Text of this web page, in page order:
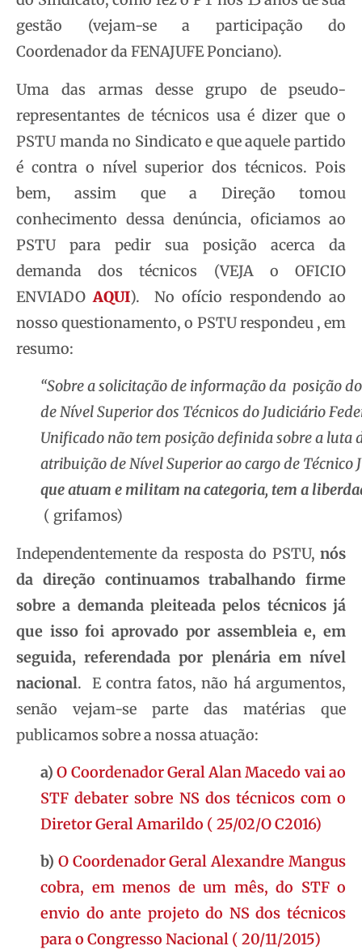
gestão (vejam-se a participação do
Coordenador da FENAJUFE Ponciano).
Uma das armas desse grupo de pseudo-
representantes de técnicos usa é dizer que o
PSTU manda no Sindicato e que aquele partido
é contra o nível superior dos técnicos. Pois
bem, assim que a Direção tomou
conhecimento dessa denúncia, oficiamos ao
PSTU para pedir sua posição acerca da
demanda dos técnicos (VEJA o OFICIO
ENVIADOAQUI). No ofício respondendo ao
nosso questionamento, o PSTU respondeu , em
resumo:
“Sobre a solicitação de informação da posição
de Nível Superior dos Técnicos do Judiciário
Unificado não tem posição definida sobre a luta
atribuição de Nível Superior ao cargo de Técnico
que atuam e militam na categoria, tem a
( grifamos)
Independentemente da resposta do PSTU, nós
da direção continuamos trabalhando firme
sobre a demanda pleiteada pelos técnicos já
que isso foi aprovado por assembleia e, em
seguida, referendada por plenária em nível
nacional. E contra fatos, não há argumentos,
senão vejam-se parte das matérias que
publicamos sobre a nossa atuação:
a)O Coordenador Geral Alan Macedo vai ao
STF debater sobre NS dos técnicos com o
Diretor Geral Amarildo ( 25/02/O C2016)
b) O Coordenador Geral Alexandre Mangus
cobra, em menos de um mês, do STF o
envio do ante projeto do NS dos técnicos
para o Congresso Nacional ( 20/11/2015)